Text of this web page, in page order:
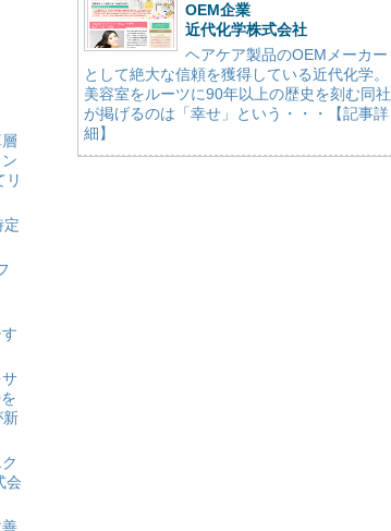
リ
定
新
会
OEM企業
近代化学株式会社
ヘアケア製品のOEMメーカー
として絶大な信頼を獲得している近代化学。
美容室をルーツに90年以上の歴史を刻む同社
が掲げるのは「幸せ」という・・・【記事詳
細】